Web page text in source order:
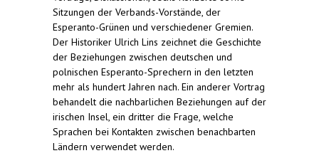
Sitzungen der Verbands-Vorstände, der
Esperanto-Grünen und verschiedener Gremien.
Der Historiker Ulrich Lins zeichnet die Geschichte
der Beziehungen zwischen deutschen und
polnischen Esperanto-Sprechern in den letzten
mehr als hundert Jahren nach. Ein anderer Vortrag
behandelt die nachbarlichen Beziehungen auf der
irischen Insel, ein dritter die Frage, welche
Sprachen bei Kontakten zwischen benachbarten
Ländern verwendet werden.